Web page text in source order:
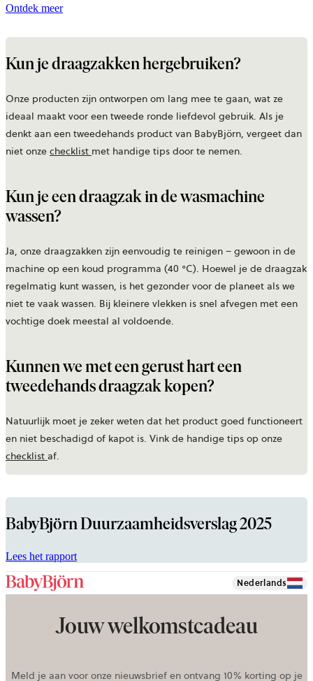
Ontdek meer
Kun je draagzakken hergebruiken?
Onze producten zijn ontworpen om lang mee te gaan, wat ze
ideaal maakt voor een tweede ronde liefdevol gebruik. Als je
denkt aan een tweedehands product van BabyBjörn, vergeet dan
niet onze checklist met handige tips door te nemen.
Kun je een draagzak in de wasmachine
wassen?
Ja, onze draagzakken zijn eenvoudig te reinigen – gewoon in de
machine op een koud programma (40 °C). Hoewel je de draagzak
regelmatig kunt wassen, is het gezonder voor de planeet als we
niet te vaak wassen. Bij kleinere vlekken is snel afvegen met een
vochtige doek meestal al voldoende.
Kunnen we met een gerust hart een
tweedehands draagzak kopen?
Natuurlijk moet je zeker weten dat het product goed functioneert
en niet beschadigd of kapot is. Vink de handige tips op onze
checklist af.
BabyBjörn Duurzaamheidsverslag 2025
Lees het rapportwordt
in
een
tabblad
Nederlands
Jouw welkomstcadeau
Meld je aan voor onze nieuwsbrief en ontvang 10% korting op je